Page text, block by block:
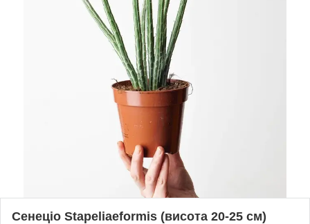
Сенеціо Stapeliaeformis (висота 20-25 см)